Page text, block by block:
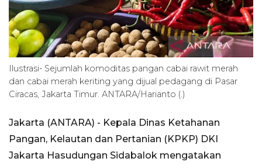
Ilustrasi- Sejumlah komoditas pangan cabai rawit merah
dan cabai merah keriting yang dijual pedagang di Pasar
Ciracas, Jakarta Timur. ANTARA/Harianto (.)
Jakarta (ANTARA) - Kepala Dinas Ketahanan
Pangan, Kelautan dan Pertanian (KPKP) DKI
Jakarta Hasudungan Sidabalok mengatakan